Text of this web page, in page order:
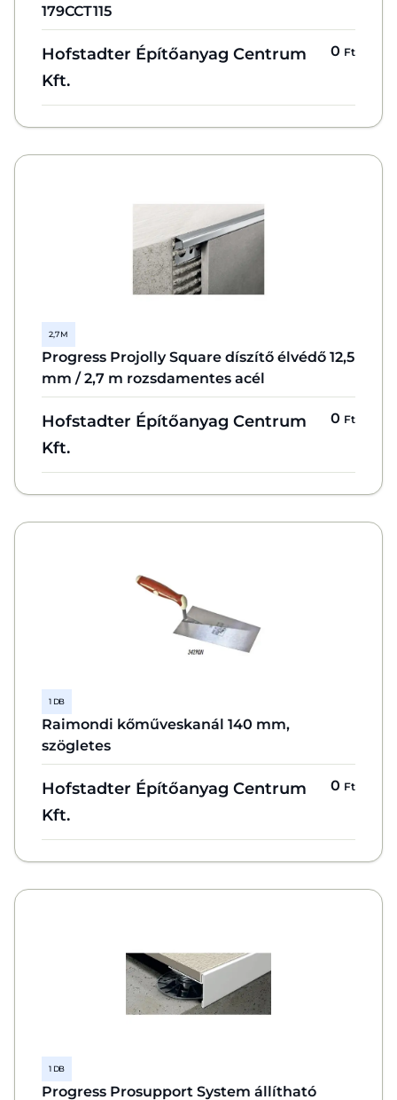
179CCT115
Hofstadter Építőanyag Centrum
Kft.
0 Ft
2,7 M
Progress Projolly Square díszítő élvédő 12,5
mm / 2,7 m rozsdamentes acél
Hofstadter Építőanyag Centrum
Kft.
0 Ft
1 DB
Raimondi kőműveskanál 140 mm,
szögletes
Hofstadter Építőanyag Centrum
Kft.
0 Ft
1 DB
Progress Prosupport System állítható